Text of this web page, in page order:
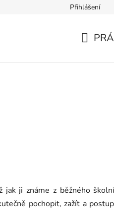
Dopravné a platba
Přihlášení
ji známe z běžného
pochopit, zažít a